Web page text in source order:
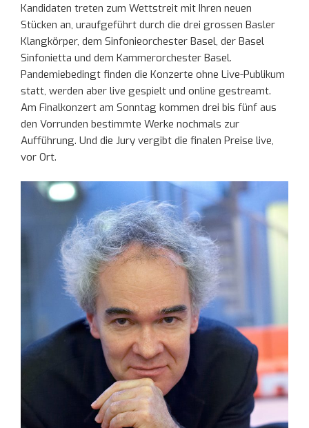
Kandidaten treten zum Wettstreit mit Ihren neuen
Stücken an, uraufgeführt durch die drei grossen Basler
Klangkörper, dem Sinfonieorchester Basel, der Basel
Sinfonietta und dem Kammerorchester Basel.
Pandemiebedingt finden die Konzerte ohne Live-Publikum
statt, werden aber live gespielt und online gestreamt.
Am Finalkonzert am Sonntag kommen drei bis fünf aus
den Vorrunden bestimmte Werke nochmals zur
Aufführung. Und die Jury vergibt die finalen Preise live,
vor Ort.